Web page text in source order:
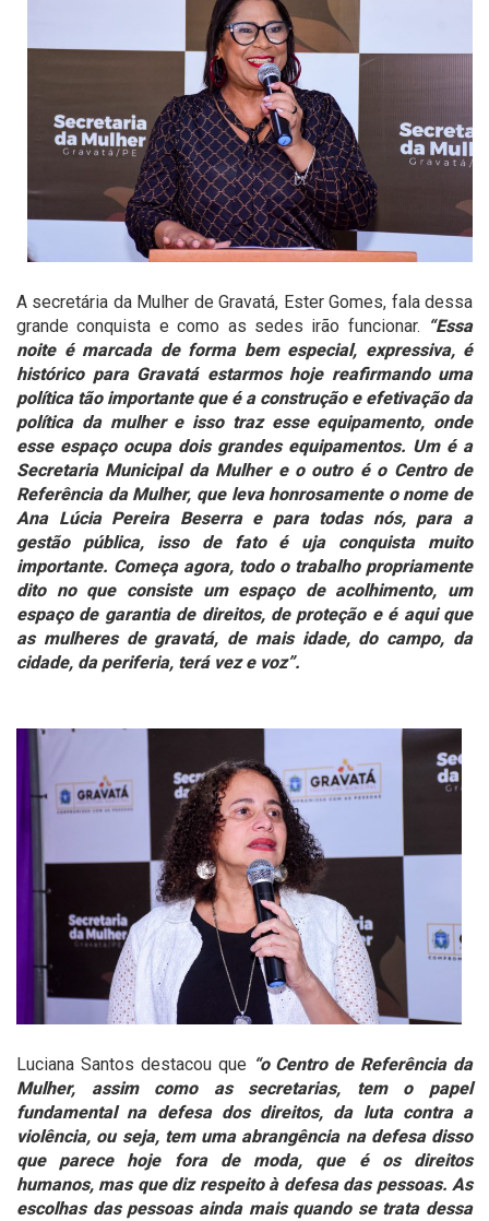
A secretária da Mulher de Gravatá, Ester Gomes, fala dessa
grande conquista e como as sedes irão funcionar. “Essa
noite é marcada de forma bem especial, expressiva, é
histórico para Gravatá estarmos hoje reafirmando uma
política tão importante que é a construção e efetivação da
política da mulher e isso traz esse equipamento, onde
esse espaço ocupa dois grandes equipamentos. Um é a
Secretaria Municipal da Mulher e o outro é o Centro de
Referência da Mulher, que leva honrosamente o nome de
Ana Lúcia Pereira Beserra e para todas nós, para a
gestão pública, isso de fato é uja conquista muito
importante. Começa agora, todo o trabalho propriamente
dito no que consiste um espaço de acolhimento, um
espaço de garantia de direitos, de proteção e é aqui que
as mulheres de gravatá, de mais idade, do campo, da
cidade, da periferia, terá vez e voz”.
Luciana Santos destacou que “o Centro de Referência da
Mulher, assim como as secretarias, tem o papel
fundamental na defesa dos direitos, da luta contra a
violência, ou seja, tem uma abrangência na defesa disso
que parece hoje fora de moda, que é os direitos
humanos, mas que diz respeito à defesa das pessoas. As
escolhas das pessoas ainda mais quando se trata dessa